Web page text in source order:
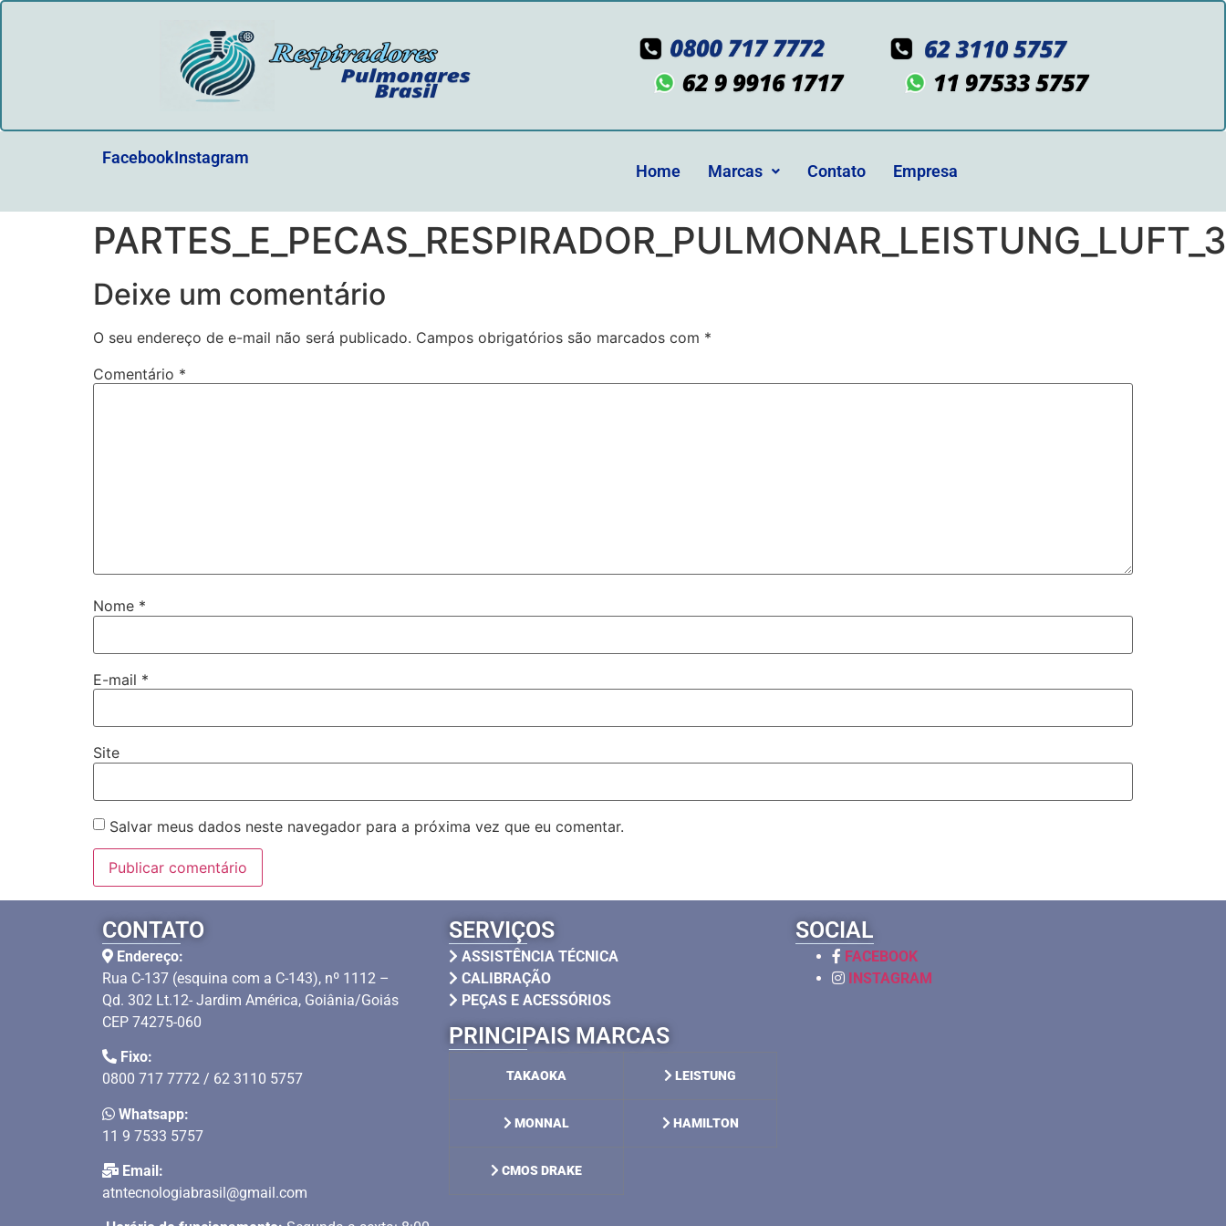
FacebookInstagram
Home Marcas Contato Empresa
Deixe um comentário
O seu endereço de e-mail não será publicado. Campos obrigatórios são marcados com *
Comentário *
Nome *
E-mail *
Site
Salvar meus dados neste navegador para a próxima vez que eu comentar.
CONTATO
Endereço:
Rua C-137 (esquina com a C-143), nº 1112 –
Qd. 302 Lt.12- Jardim América, Goiânia/Goiás
CEP 74275-060
Fixo:
0800 717 7772 / 62 3110 5757
Whatsapp:
11 9 7533 5757
Email:
atntecnologiabrasil@gmail.com
SERVIÇOS
ASSISTÊNCIA TÉCNICA
CALIBRAÇÃO
PEÇAS E ACESSÓRIOS
PRINCIPAIS MARCAS
TAKAOKA LEISTUNG
MONNAL HAMILTON
CMOS DRAKE
SOCIAL
FACEBOOK
INSTAGRAM